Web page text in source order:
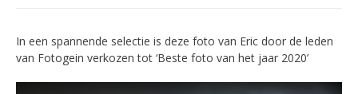
In een spannende selectie is deze foto van Eric door de leden
van Fotogein verkozen tot ‘Beste foto van het jaar 2020’